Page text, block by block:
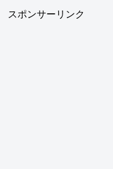
スポンサーリンク